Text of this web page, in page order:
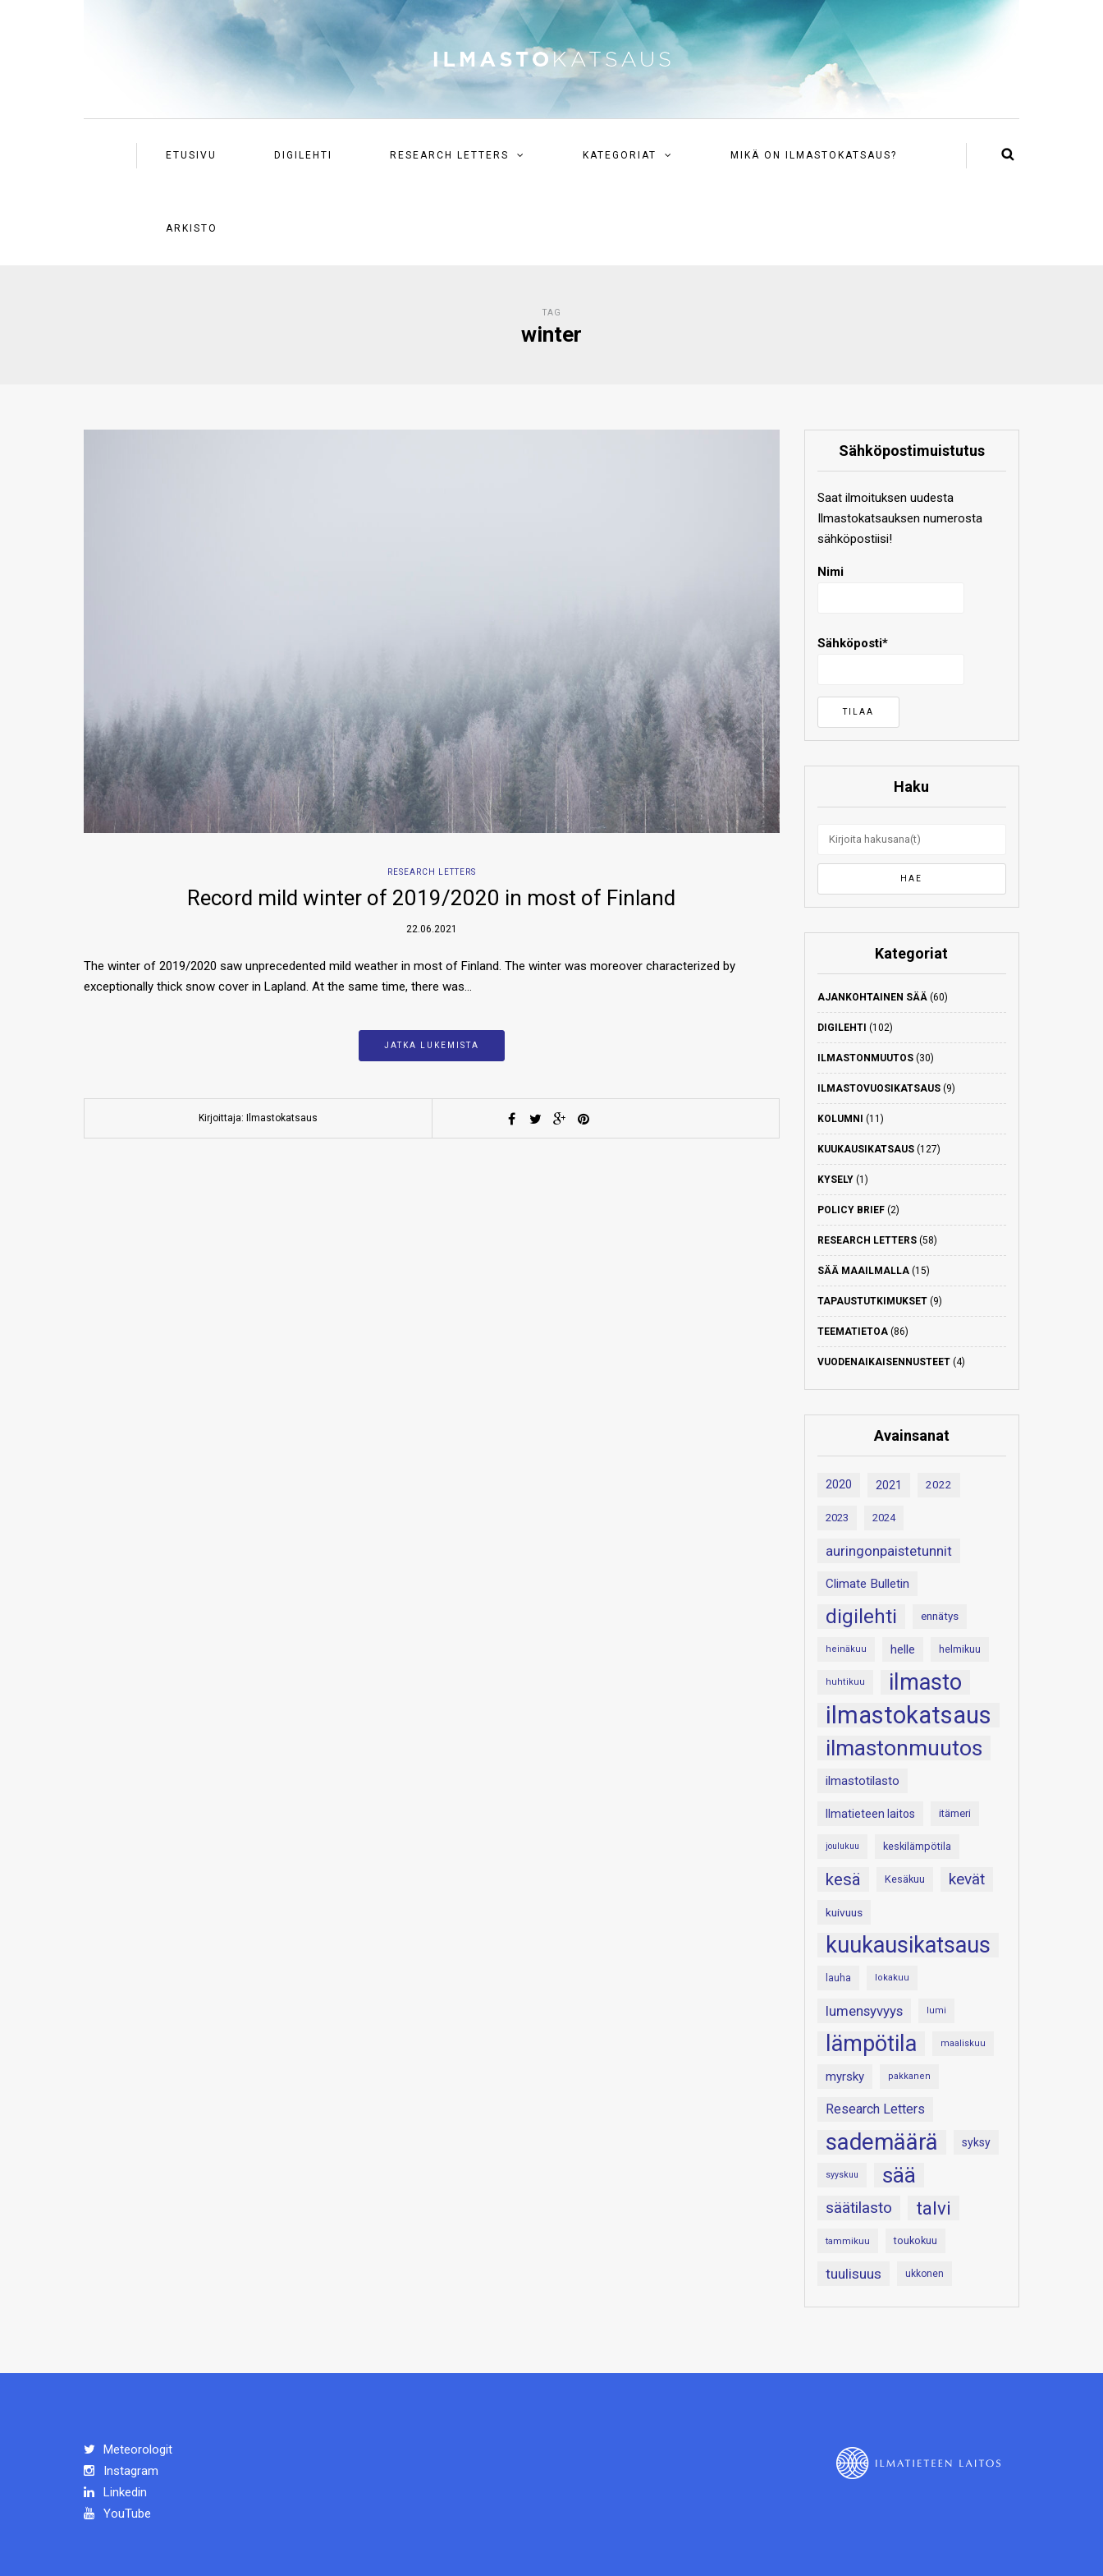
ETUSIVU DIGILEHTI RESEARCH LETTERS KATEGORIAT MIKÄ ON ILMASTOKATSAUS?
ARKISTO
TAG
winter
RESEARCH LETTERS
Record mild winter of 2019/2020 in most of Finland
22.06.2021
The winter of 2019/2020 saw unprecedented mild weather in most of Finland. The winter was moreover characterized by
exceptionally thick snow cover in Lapland. At the same time, there was…
JATKA LUKEMISTA
Kirjoittaja: Ilmastokatsaus
Sähköpostimuistutus
Saat ilmoituksen uudesta
Ilmastokatsauksen numerosta
sähköpostiisi!
Nimi
Sähköposti*
Haku
Kategoriat
AJANKOHTAINEN SÄÄ(60)
DIGILEHTI (102)
ILMASTONMUUTOS(30)
ILMASTOVUOSIKATSAUS(9)
KOLUMNI (11)
KUUKAUSIKATSAUS(127)
KYSELY(1)
POLICY BRIEF(2)
RESEARCH LETTERS(58)
SÄÄ MAAILMALLA(15)
TAPAUSTUTKIMUKSET(9)
TEEMATIETOA(86)
VUODENAIKAISENNUSTEET(4)
Avainsanat
2020 2021 2022
2023 2024
auringonpaistetunnit
Climate Bulletin
digilehti ennätys
heinäkuu helle helmikuu
huhtikuu ilmasto
ilmastokatsaus
ilmastonmuutos
ilmastotilasto
Ilmatieteen laitos itämeri
joulukuu keskilämpötila
kesä Kesäkuu kevät
kuivuus
kuukausikatsaus
lauha lokakuu
lumensyvyys lumi
lämpötila maaliskuu
myrsky pakkanen
Research Letters
sademäärä syksy
syyskuu sää
säätilasto talvi
tammikuu toukokuu
tuulisuus ukkonen
Meteorologit
Instagram
Linkedin
YouTube